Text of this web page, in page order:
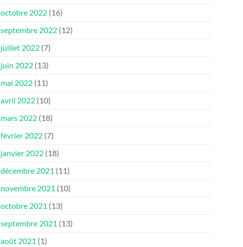
octobre 2022 (16)
septembre 2022 (12)
juillet 2022 (7)
juin 2022 (13)
mai 2022 (11)
avril 2022 (10)
mars 2022 (18)
février 2022 (7)
janvier 2022 (18)
décembre 2021 (11)
novembre 2021 (10)
octobre 2021 (13)
septembre 2021 (13)
août 2021 (1)